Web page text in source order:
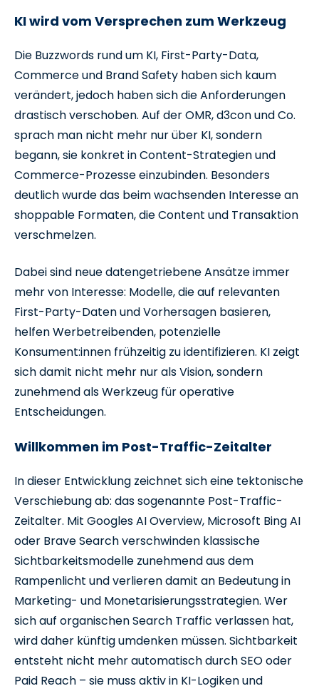
KI wird vom Versprechen zum Werkzeug
Die Buzzwords rund um KI, First-Party-Data,
Commerce und Brand Safety haben sich kaum
verändert, jedoch haben sich die Anforderungen
drastisch verschoben. Auf der OMR, d3con und Co.
sprach man nicht mehr nur über KI, sondern
begann, sie konkret in Content-Strategien und
Commerce-Prozesse einzubinden. Besonders
deutlich wurde das beim wachsenden Interesse an
shoppable Formaten, die Content und Transaktion
verschmelzen.
Dabei sind neue datengetriebene Ansätze immer
mehr von Interesse: Modelle, die auf relevanten
First-Party-Daten und Vorhersagen basieren,
helfen Werbetreibenden, potenzielle
Konsument:innen frühzeitig zu identifizieren. KI zeigt
sich damit nicht mehr nur als Vision, sondern
zunehmend als Werkzeug für operative
Entscheidungen.
Willkommen im Post-Traffic-Zeitalter
In dieser Entwicklung zeichnet sich eine tektonische
Verschiebung ab: das sogenannte Post-Traffic-
Zeitalter. Mit Googles AI Overview, Microsoft Bing AI
oder Brave Search verschwinden klassische
Sichtbarkeitsmodelle zunehmend aus dem
Rampenlicht und verlieren damit an Bedeutung in
Marketing- und Monetarisierungsstrategien. Wer
sich auf organischen Search Traffic verlassen hat,
wird daher künftig umdenken müssen. Sichtbarkeit
entsteht nicht mehr automatisch durch SEO oder
Paid Reach – sie muss aktiv in KI-Logiken und